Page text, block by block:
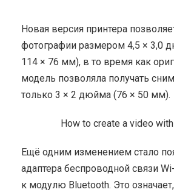
Новая версия принтера
фотографии размером 4,5 × 3,0
114 × 76 мм), в то время как
модель позволяла получать
только 3 × 2 дюйма (76 × 50 мм).
How to create a video
Ещё одним изменением стало
адаптера беспроводной связи
к модулю Bluetooth. Это